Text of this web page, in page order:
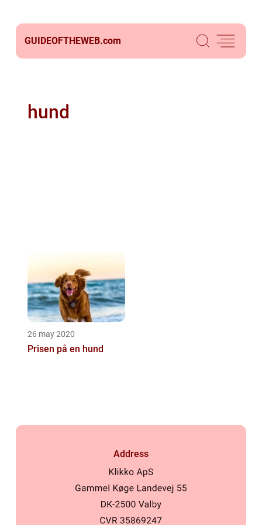
GUIDEOFTHEWEB.com
hund
26 may 2020
Prisen på en hund
Address